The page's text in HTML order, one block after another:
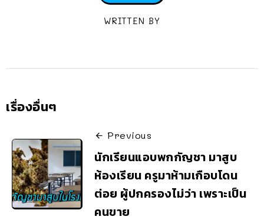
WRITTEN BY
เรื่องอื่นๆ
Previous
นักเรียนแอบพกกัญชา มาสูบ
ห้องเรียน ครูมาห้ามเกือบโดน
ต่อย ผู้ปกครองไม่ว่า เพราะเป็น
คนขาย